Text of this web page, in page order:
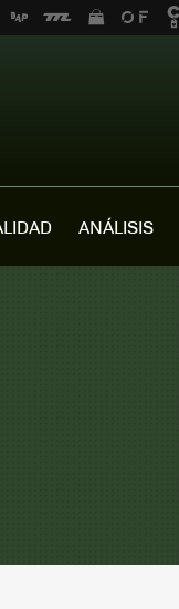
ANÁLISIS